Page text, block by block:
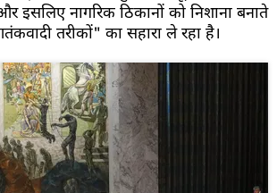
इसलिए नागरिक ठिकानों को निशाना बनाते
तरीकों" का सहारा ले रहा है।